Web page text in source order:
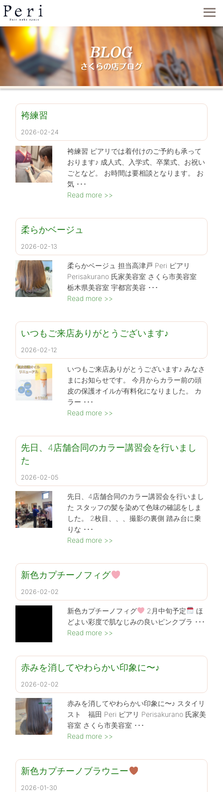
袴練習
2026-02-24
袴練習 ピアリでは着付けのご予約も承って
おります♪ 成人式、入学式、卒業式、お祝い
ごとなど。 お時間は要相談となります。 お
気 ･･･
Read more >>
柔らかベージュ
2026-02-13
柔らかベージュ 担当高津戸 Peri ピアリ
Perisakurano 氏家美容室 さくら市美容室
栃木県美容室 宇都宮美容 ･･･
Read more >>
いつもご来店ありがとうございます♪
2026-02-12
いつもご来店ありがとうございます♪ みなさ
まにお知らせです。 今月からカラー前の頭
皮の保護オイルが有料化になりました。 カ
ラー ･･･
Read more >>
先日、4店舗合同のカラー講習会を行いまし
た
2026-02-05
先日、4店舗合同のカラー講習会を行いまし
た スタッフの髪を染めて色味の確認をしま
した。 2枚目、、、撮影の裏側 踏み台に乗
りな ･･･
Read more >>
新色カプチーノフィグ
2026-02-02
新色カプチーノフィグ 2月中旬予定
ほ
どよい彩度で肌なじみの良いピンクブラ ･･･
Read more >>
赤みを消してやわらかい印象に〜♪
2026-02-02
赤みを消してやわらかい印象に〜♪ スタイリ
スト 福田 Peri ピアリ Perisakurano 氏家美
容室 さくら市美容室 ･･･
Read more >>
新色カプチーノブラウニー
2026-01-30